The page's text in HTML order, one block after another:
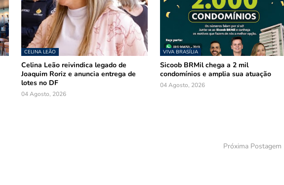
CELINA LEÃO
Celina Leão reivindica legado de
Joaquim Roriz e anuncia entrega de
lotes no DF
04 Agosto, 2026
VIVA BRASÍLIA
Sicoob BRMil chega a 2 mil
condomínios e amplia sua atuação
04 Agosto, 2026
Próxima Postagem